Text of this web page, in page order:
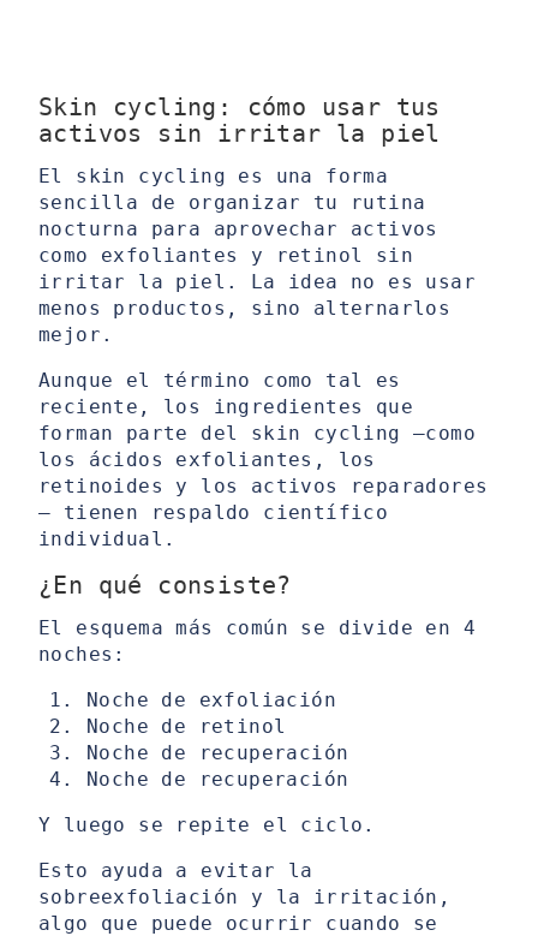
Skin cycling: cómo usar tus
activos sin irritar la piel
El skin cycling es una forma
sencilla de organizar tu rutina
nocturna para aprovechar activos
como exfoliantes y retinol sin
irritar la piel. La idea no es usar
menos productos, sino alternarlos
mejor.
Aunque el término como tal es
reciente, los ingredientes que
forman parte del skin cycling —como
los ácidos exfoliantes, los
retinoides y los activos reparadores
— tienen respaldo científico
individual.
¿En qué consiste?
El esquema más común se divide en 4
noches:
Noche de exfoliación
Noche de retinol
Noche de recuperación
Noche de recuperación
Y luego se repite el ciclo.
Esto ayuda a evitar la
sobreexfoliación y la irritación,
algo que puede ocurrir cuando se